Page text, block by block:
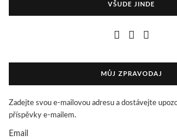
VŠUDE JINDE
MŮJ ZPRAVODAJ
Zadejte svou e-mailovou adresu a dostávejte
příspěvky e-mailem.
Email